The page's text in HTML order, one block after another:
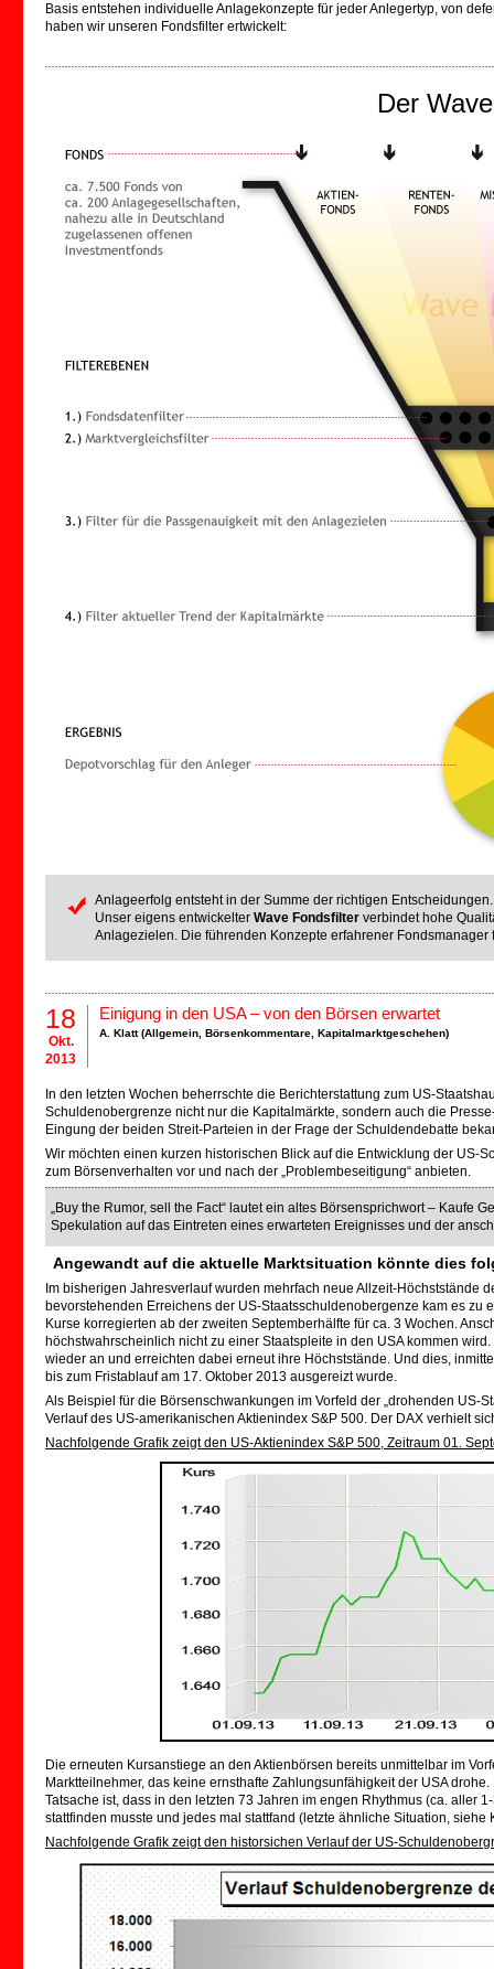
Basis entstehen individuelle Anlagekonzepte für jeder Anlegertyp, von
haben wir unseren Fondsfilter ertwickelt:
Der Wave
Anlageerfolg entsteht in der Summe der richtigen Entscheidungen.
Unser eigens entwickelter Wave Fondsfilter verbindet hohe
Anlagezielen. Die führenden Konzepte erfahrener
18
Okt.
2013
Einigung in den USA – von den Börsen erwartet
A. Klatt (Allgemein Börsenkommentare Kapitalmarktgeschehen)
In den letzten Wochen beherrschte die Berichterstattung zum US-
Schuldenobergrenze nicht nur die Kapitalmärkte, sondern auch die
Eingung der beiden Streit-Parteien in der Frage der Schuldendebatte
Wir möchten einen kurzen historischen Blick auf die Entwicklung der US-
zum Börsenverhalten vor und nach der „Problembeseitigung“ anbieten.
„Buy the Rumor, sell the Fact“ lautet ein altes Börsensprichwort – Kaufe
Spekulation auf das Eintreten eines erwarteten Ereignisses und der
Angewandt auf die aktuelle Marktsituation könnte dies
Im bisherigen Jahresverlauf wurden mehrfach neue Allzeit-Höchststände
bevorstehenden Erreichens der US-Staatsschuldenobergenze kam es zu
Kurse korregierten ab der zweiten Septemberhälfte für ca. 3 Wochen.
höchstwahrscheinlich nicht zu einer Staatspleite in den USA kommen
wieder an und erreichten dabei erneut ihre Höchststände. Und dies,
bis zum Fristablauf am 17. Oktober 2013 ausgereizt wurde.
Als Beispiel für die Börsenschwankungen im Vorfeld der „drohenden US-
Verlauf des US-amerikanischen Aktienindex S&P 500. Der DAX verhielt
Nachfolgende Grafik zeigt den US-Aktienindex S&P 500, Zeitraum 01.
Die erneuten Kursanstiege an den Aktienbörsen bereits unmittelbar im
Marktteilnehmer, das keine ernsthafte Zahlungsunfähigkeit der USA
Tatsache ist, dass in den letzten 73 Jahren im engen Rhythmus (ca. aller
stattfinden musste und jedes mal stattfand (letzte ähnliche Situation, siehe
Nachfolgende Grafik zeigt den historsichen Verlauf der US-